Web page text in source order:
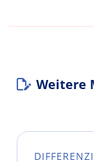
Weitere